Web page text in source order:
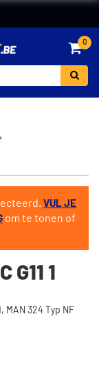
0
VUL JE
om te tonen of
G11 1
MAN 324 Typ NF